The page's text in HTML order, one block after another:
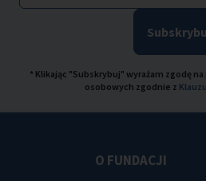
* Klikając "Subskrybuj" wyrażam zgodę
osobowych zgodnie z
O FUNDACJI